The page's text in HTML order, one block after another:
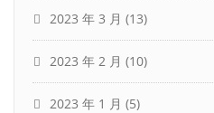
2023 年 3 月 (13)
2023 年 2 月 (10)
2023 年 1 月 (5)